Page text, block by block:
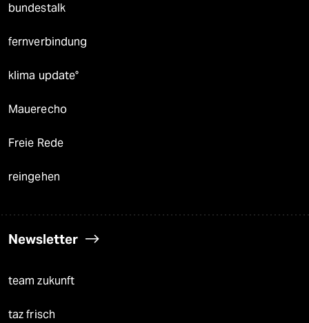
bundestalk
fernverbindung
klima update°
Mauerecho
Freie Rede
reingehen
Newsletter
team zukunft
taz frisch